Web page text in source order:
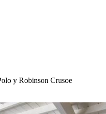
y Robinson Crusoe